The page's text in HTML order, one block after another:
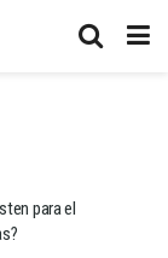
para el